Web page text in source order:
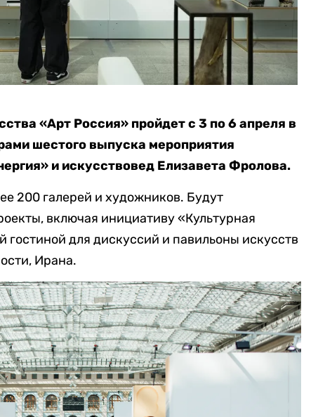
«Арт Россия» пройдет с 3 по 6 апреля в
шестого выпуска мероприятия
и искусствовед Елизавета Фролова.
200 галерей и художников. Будут
включая инициативу «Культурная
для дискуссий и павильоны искусств
Ирана.